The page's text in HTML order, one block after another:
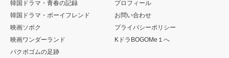
韓国ドラマ・青春の記録
韓国ドラマ・ボーイフレンド
映画ソボク
映画ワンダーランド
パクボゴムの足跡
プロフィール
お問い合わせ
プライバシーポリシー
KドラBOGOMe１へ